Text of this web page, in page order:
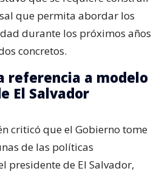
que permita abordar los
durante los próximos años
concretos.
referencia a modelo
El Salvador
criticó que el Gobierno tome
de las políticas
presidente de El Salvador,